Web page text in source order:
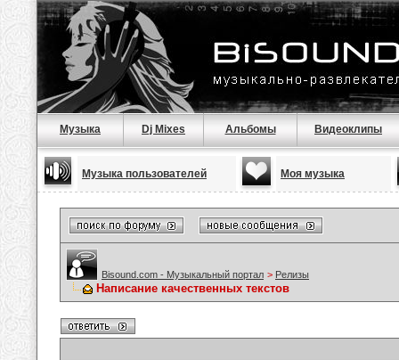
Музыка Dj Mixes Альбомы Видеоклипы
Музыка пользователей Моя музыка
Bisound.com - Музыкальный портал > Релизы
Написание качественных текстов